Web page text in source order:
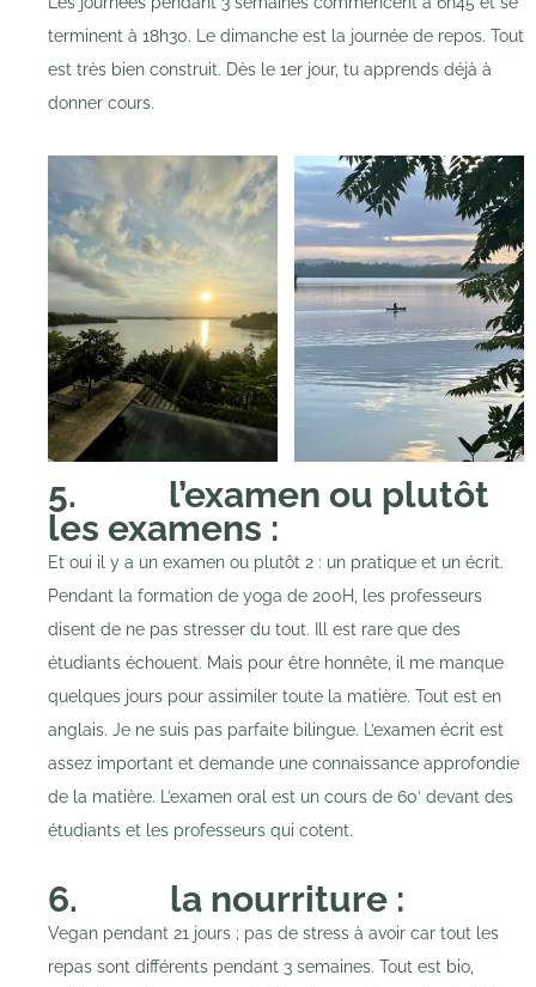
terminent à 18h30. Le dimanche est la journée de repos. Tout
est très bien construit. Dès le 1er jour, tu apprends déjà à
donner cours.
5. l’examen ou plutôt
les examens :
Et oui il y a un examen ou plutôt 2 : un pratique et un écrit.
Pendant la formation de yoga de 200H, les professeurs
disent de ne pas stresser du tout. Ill est rare que des
étudiants échouent. Mais pour être honnête, il me manque
quelques jours pour assimiler toute la matière. Tout est en
anglais. Je ne suis pas parfaite bilingue. L’examen écrit est
assez important et demande une connaissance approfondie
de la matière. L’examen oral est un cours de 60′ devant des
étudiants et les professeurs qui cotent.
6. la nourriture :
Vegan pendant 21 jours ; pas de stress à avoir car tout les
repas sont différents pendant 3 semaines. Tout est bio,